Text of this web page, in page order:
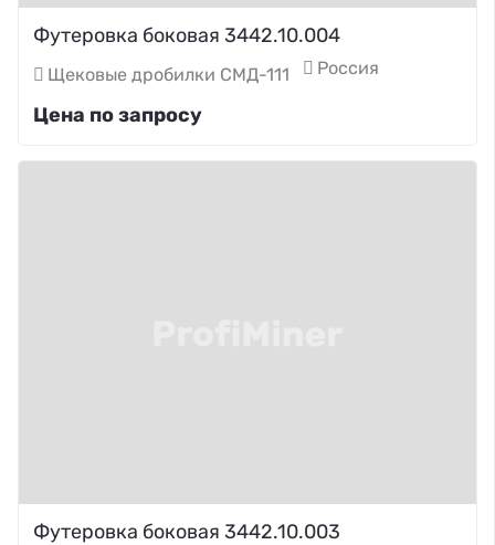
Футеровка боковая 3442.10.004
Щековые дробилки СМД-111 Россия
Цена по запросу
Футеровка боковая 3442.10.003